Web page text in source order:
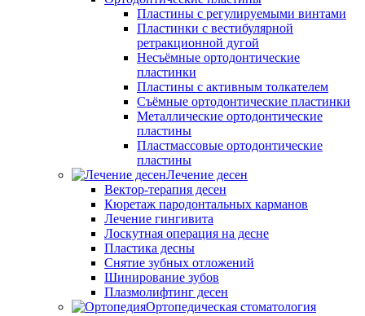
Пластины с регулируемыми винтами
Пластинки с вестибулярной
ретракционной дугой
Несъёмные ортодонтические
пластинки
Пластины с активным толкателем
Съёмные ортодонтические пластинки
Металлические ортодонтические
пластины
Пластмассовые ортодонтические
пластины
Лечение десен
Вектор-терапия десен
Кюретаж пародонтальных карманов
Лечение гингивита
Лоскутная операция на десне
Пластика десны
Снятие зубных отложений
Шинирование зубов
Плазмолифтинг десен
Ортопедическая стоматология